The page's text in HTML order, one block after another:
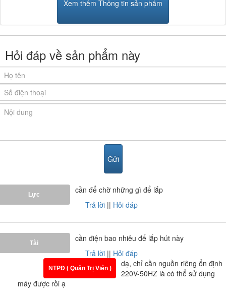
Xem thêm Thông tin sản phẩm
Hỏi đáp về sản phẩm này
Lực
cần để chờ những gì để lắp
Trả lời || Hỏi đáp
Tài
cần điện bao nhiêu để lắp hút này
Trả lời || Hỏi đáp
NTPĐ ( Quản Trị Viên )
dạ, chỉ cần nguồn riêng ổn định
220V-50HZ là có thể sử dụng
máy được rồi ạ